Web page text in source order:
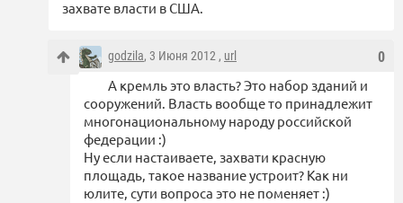
захвате власти в США.
0
godzila, 3 Июня 2012 , url
А кремль это власть? Это набор зданий и
сооружений. Власть вообще то принадлежит
многонациональному народу российской
федерации :)
Ну если настаиваете, захвати красную
площадь, такое название устроит? Как ни
юлите, сути вопроса это не поменяет :)